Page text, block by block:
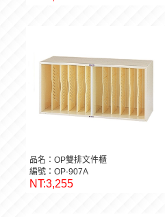
品名：OP雙排文件櫃
編號：OP-907A
NT:3,255